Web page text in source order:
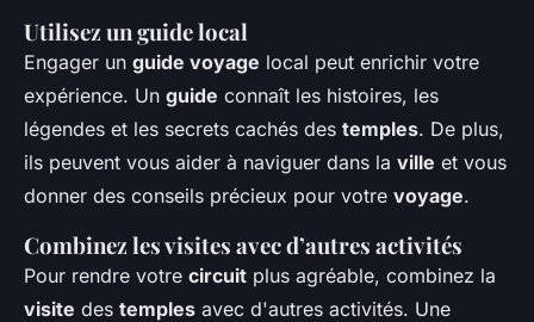
Utilisez un guide local
Engager un guide voyage local peut enrichir votre
expérience. Un guide connaît les histoires, les
légendes et les secrets cachés des temples. De plus,
ils peuvent vous aider à naviguer dans la ville et vous
donner des conseils précieux pour votre voyage.
Combinez les visites avec d’autres activités
Pour rendre votre circuit plus agréable, combinez la
visite des temples avec d'autres activités. Une